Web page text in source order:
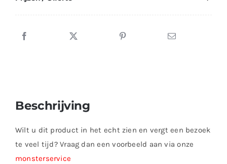
Beschrijving
Wilt u dit product in het echt zien en vergt een bezoek
te veel tijd? Vraag dan een voorbeeld aan via onze
monsterservice